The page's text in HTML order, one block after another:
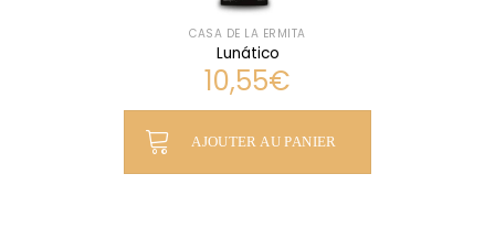
CASA DE LA ERMITA
Lunático
10,55€
AJOUTER AU PANIER